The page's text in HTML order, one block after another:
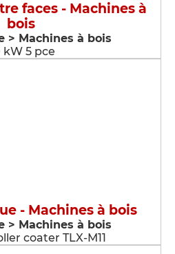
faces - Machines à
bois
> Machines à bois
kW 5 pce
- Machines à bois
> Machines à bois
coater TLX-M11